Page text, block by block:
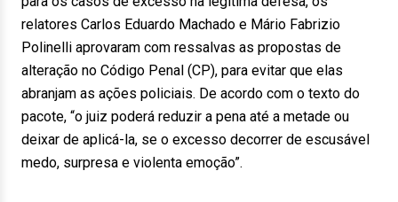
relatores Carlos Eduardo Machado e Mário Fabrizio
Polinelli aprovaram com ressalvas as propostas de
alteração no Código Penal (CP), para evitar que elas
abranjam as ações policiais. De acordo com o texto do
pacote, “o juiz poderá reduzir a pena até a metade ou
deixar de aplicá-la, se o excesso decorrer de escusável
medo, surpresa e violenta emoção”.